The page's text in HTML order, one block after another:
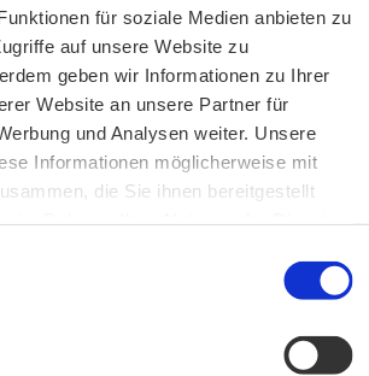
für soziale Medien anbieten zu
auf unsere Website zu
geben wir Informationen zu Ihrer
Website an unsere Partner für
und Analysen weiter. Unsere
Informationen möglicherweise mit
die Sie ihnen bereitgestellt
BEIM BILDUNGSWERK:
bei unseren Exkursionen